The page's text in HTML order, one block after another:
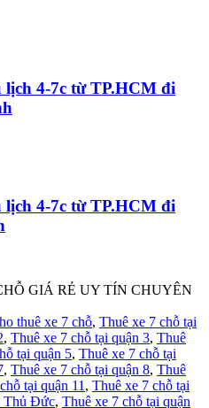
lịch 4-7c từ TP.HCM đi
lịch 4-7c từ TP.HCM đi
GIÁ RẺ UY TÍN CHUYÊN
thuê xe 7 chỗ, Thuê xe 7 chỗ tại
, Thuê xe 7 chỗ tại quận 3, Thuê
tại quận 5, Thuê xe 7 chỗ tại
, Thuê xe 7 chỗ tại quận 8, Thuê
tại quận 11 , Thuê xe 7 chỗ tại
Thủ Đức, Thuê xe 7 chỗ tại quận